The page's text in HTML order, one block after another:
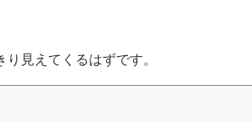
見えてくるはずです。